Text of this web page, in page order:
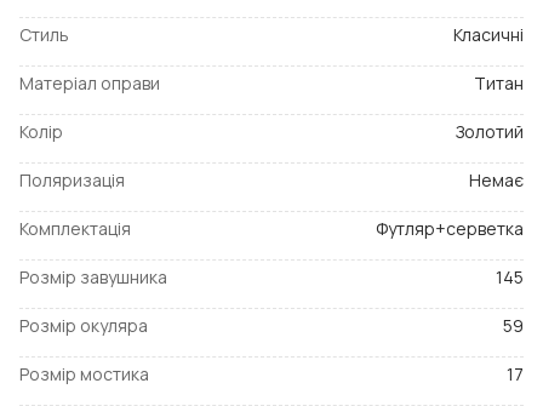
Стиль Класичні
Матеріал оправи Титан
Колір Золотий
Поляризація Немає
Комплектація Футляр+серветка
Розмір завушника 145
Розмір окуляра 59
Розмір мостика 17